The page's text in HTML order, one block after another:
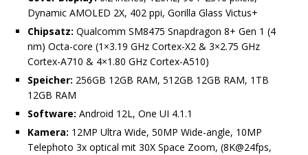
Dynamic AMOLED 2X, 402 ppi, Gorilla Glass Victus+
Chipsatz: Qualcomm SM8475 Snapdragon 8+ Gen 1 (4
nm) Octa-core (1×3.19 GHz Cortex-X2 & 3×2.75 GHz
Cortex-A710 & 4×1.80 GHz Cortex-A510)
Speicher: 256GB 12GB RAM, 512GB 12GB RAM, 1TB
12GB RAM
Software: Android 12L, One UI 4.1.1
Kamera: 12MP Ultra Wide, 50MP Wide-angle, 10MP
Telephoto 3x optical mit 30X Space Zoom, (8K@24fps,